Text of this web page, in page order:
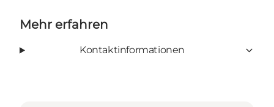
Mehr erfahren
Kontaktinformationen